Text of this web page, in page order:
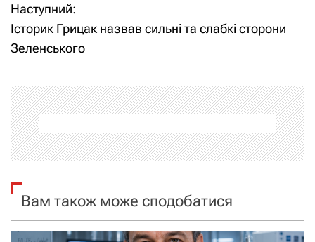
в
і
а
ц
і
я
з
Наступний:
Історик Грицак назвав сильні та слабкі сторони
Зеленського
Вам також може сподобатися